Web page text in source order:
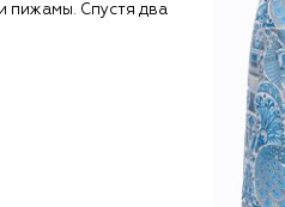
пижамы. Спустя два
и